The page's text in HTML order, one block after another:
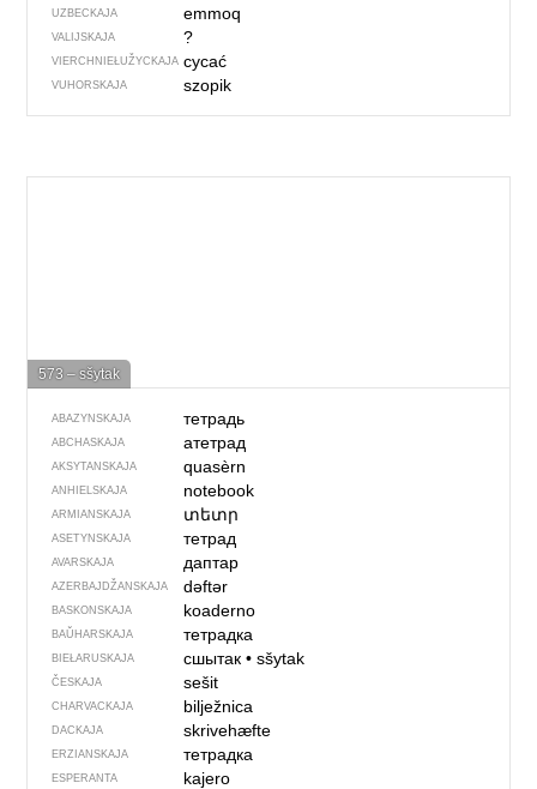
UZBECKAJA emmoq
VALIJSKAJA ?
VIERCHNIE­ŁUŽYCKAJA cycać
VUHORSKAJA szopik
573 – sšytak
ABAZYNSKAJA тетрадь
ABCHASKAJA атетрад
AKSYTANSKAJA quasèrn
ANHIELSKAJA notebook
ARMIANSKAJA տետր
ASETYNSKAJA тетрад
AVARSKAJA даптар
AZERBAJDŽAN­SKAJA dəftər
BASKONSKAJA koaderno
BAŬHARSKAJA тетрадка
BIEŁARUSKAJA сшытак• sšytak
ČESKAJA sešit
CHARVACKAJA bilježnica
DACKAJA skrivehæfte
ERZIANSKAJA тетрадка
ESPERANTA kajero